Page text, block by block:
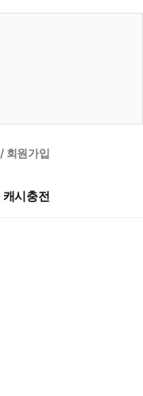
/ 회원가입
캐시충전